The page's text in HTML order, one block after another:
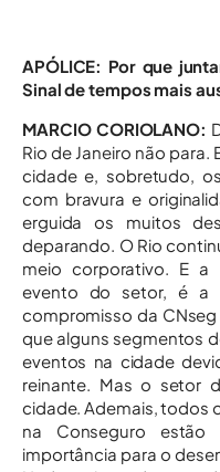
APÓLICE: Por que
Sinal de tempos mais
MARCIO CORIOLANO:
Rio de Janeiro não para.
cidade e, sobretudo,
com bravura e
erguida os muitos
deparando. O Rio
meio corporativo. E a
evento do setor, é a
compromisso da
que alguns segmentos
eventos na cidade
reinante. Mas o setor
cidade. Ademais, todos
na Conseguro
importância para o